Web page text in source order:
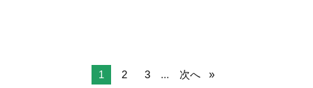
1 2 3 ... 次へ